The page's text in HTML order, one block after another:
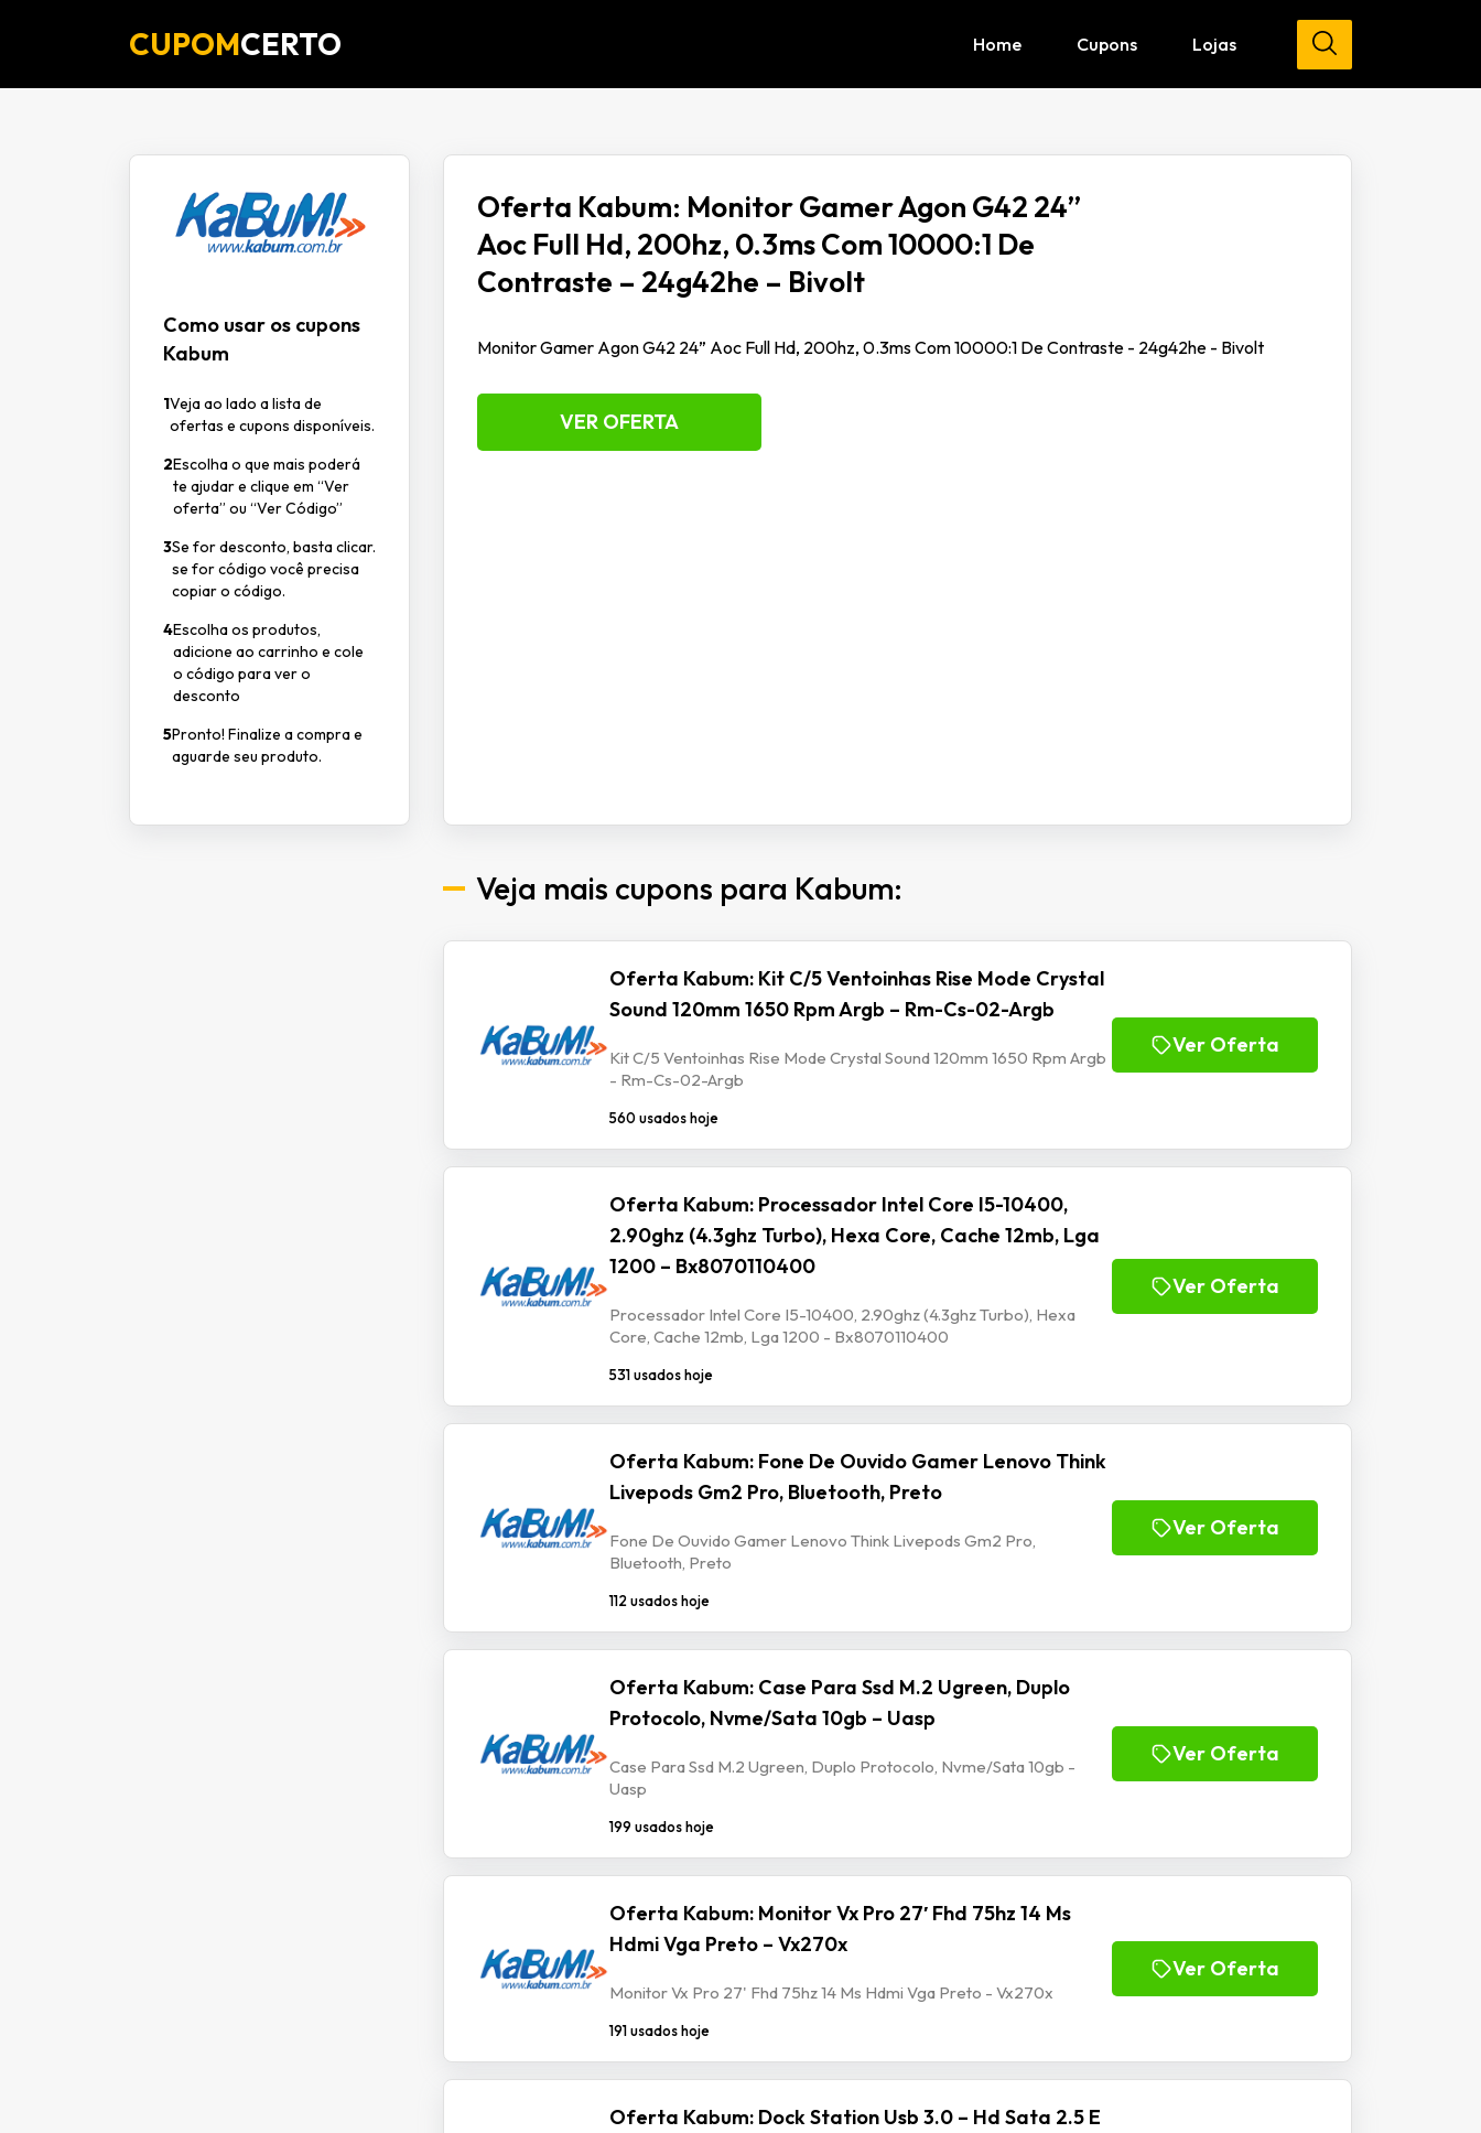
CUPOMCERTO Home Cupons Lojas
Como usar os cupons
Kabum
1Veja ao lado a lista de
ofertas e cupons disponíveis.
2Escolha o que mais poderá
te ajudar e clique em “Ver
oferta” ou “Ver Código”
3Se for desconto, basta clicar.
se for código você precisa
copiar o código.
4Escolha os produtos,
adicione ao carrinho e cole
o código para ver o
desconto
5Pronto! Finalize a compra e
aguarde seu produto.
Oferta Kabum: Monitor Gamer Agon G42 24”
Aoc Full Hd, 200hz, 0.3ms Com 10000:1 De
Contraste – 24g42he – Bivolt
Monitor Gamer Agon G42 24” Aoc Full Hd, 200hz, 0.3ms Com 10000:1 De Contraste - 24g42he - Bivolt
VER OFERTA
Veja mais cupons para Kabum:
Oferta Kabum: Kit C/5 Ventoinhas Rise Mode Crystal
Sound 120mm 1650 Rpm Argb – Rm-Cs-02-Argb
Kit C/5 Ventoinhas Rise Mode Crystal Sound 120mm 1650 Rpm Argb
- Rm-Cs-02-Argb
560 usados hoje
Ver Oferta
Oferta Kabum: Processador Intel Core I5-10400,
2.90ghz (4.3ghz Turbo), Hexa Core, Cache 12mb, Lga
1200 – Bx8070110400
Processador Intel Core I5-10400, 2.90ghz (4.3ghz Turbo), Hexa
Core, Cache 12mb, Lga 1200 - Bx8070110400
531 usados hoje
Ver Oferta
Oferta Kabum: Fone De Ouvido Gamer Lenovo Think
Livepods Gm2 Pro, Bluetooth, Preto
Fone De Ouvido Gamer Lenovo Think Livepods Gm2 Pro,
Bluetooth, Preto
112 usados hoje
Ver Oferta
Oferta Kabum: Case Para Ssd M.2 Ugreen, Duplo
Protocolo, Nvme/Sata 10gb – Uasp
Case Para Ssd M.2 Ugreen, Duplo Protocolo, Nvme/Sata 10gb -
Uasp
199 usados hoje
Ver Oferta
Oferta Kabum: Monitor Vx Pro 27′ Fhd 75hz 14 Ms
Hdmi Vga Preto – Vx270x
Monitor Vx Pro 27' Fhd 75hz 14 Ms Hdmi Vga Preto - Vx270x
191 usados hoje
Ver Oferta
Oferta Kabum: Dock Station Usb 3.0 – Hd Sata 2.5 E